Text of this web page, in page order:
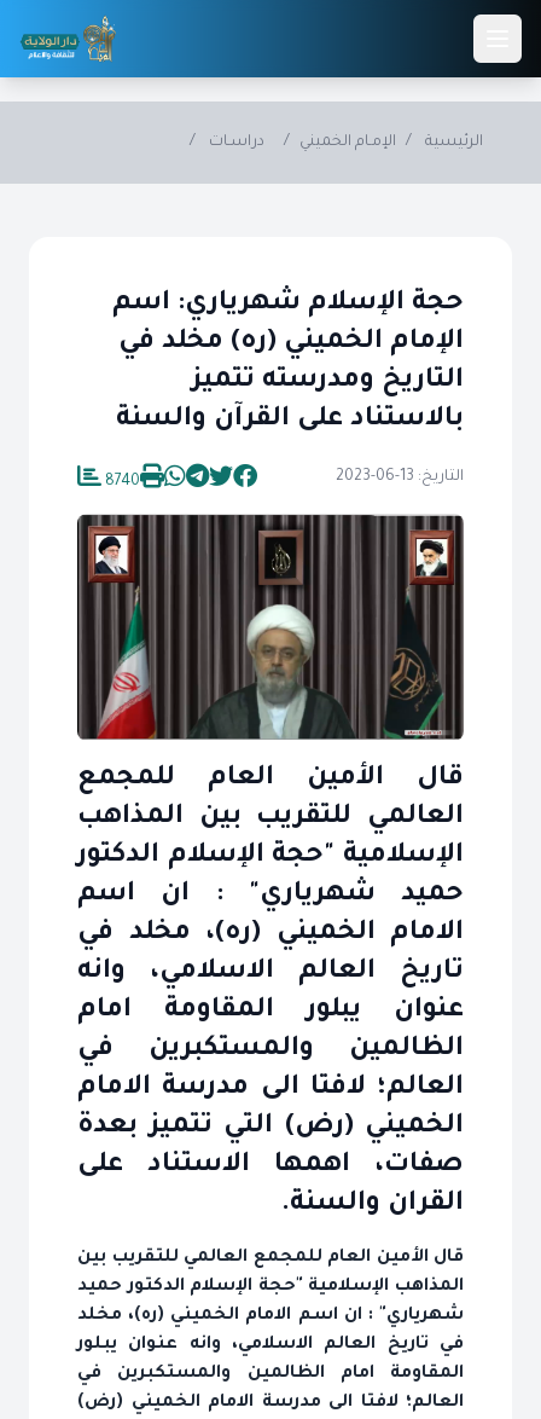
Skip to main content
الرئيسية / الإمـام الخميني / دراسـات /
حجة الإسلام شهرياري: اسم
الإمام الخميني (ره) مخلد في
التاريخ ومدرسته تتميز
بالاستناد على القرآن والسنة
التاريخ: 13-06-2023 8740
قال الأمين العام للمجمع
العالمي للتقريب بين المذاهب
الإسلامية "حجة الإسلام الدكتور
حميد شهرياري" : ان اسم
الامام الخميني (ره)، مخلد في
تاريخ العالم الاسلامي، وانه
عنوان يبلور المقاومة امام
الظالمين والمستكبرين في
العالم؛ لافتا الى مدرسة الامام
الخميني (رض) التي تتميز بعدة
صفات، اهمها الاستناد على
القران والسنة.
قال الأمين العام للمجمع العالمي للتقريب بين
المذاهب الإسلامية "حجة الإسلام الدكتور حميد
شهرياري" : ان اسم الامام الخميني (ره)، مخلد
في تاريخ العالم الاسلامي، وانه عنوان يبلور
المقاومة امام الظالمين والمستكبرين في
العالم؛ لافتا الى مدرسة الامام الخميني (رض)